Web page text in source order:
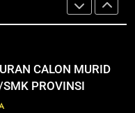
CALON MURID
PROVINSI
RIAU 2026